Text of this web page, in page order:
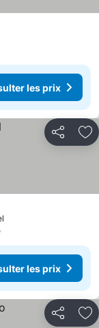
les prix
Partager
les prix
Partager